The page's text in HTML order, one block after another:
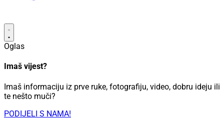
Oglas
Imaš vijest?
Imaš informaciju iz prve ruke, fotografiju, video, dobru ideju ili
te nešto muči?
PODIJELI S NAMA!